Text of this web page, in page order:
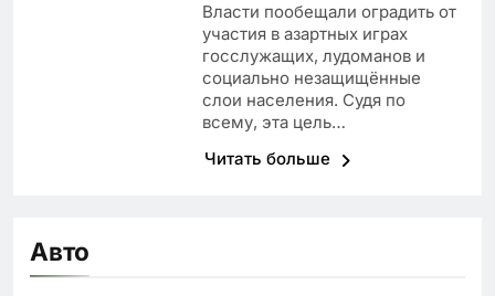
Власти пообещали оградить от
участия в азартных играх
госслужащих, лудоманов и
социально незащищённые
слои населения. Судя по
всему, эта цель…
Читать больше
Авто